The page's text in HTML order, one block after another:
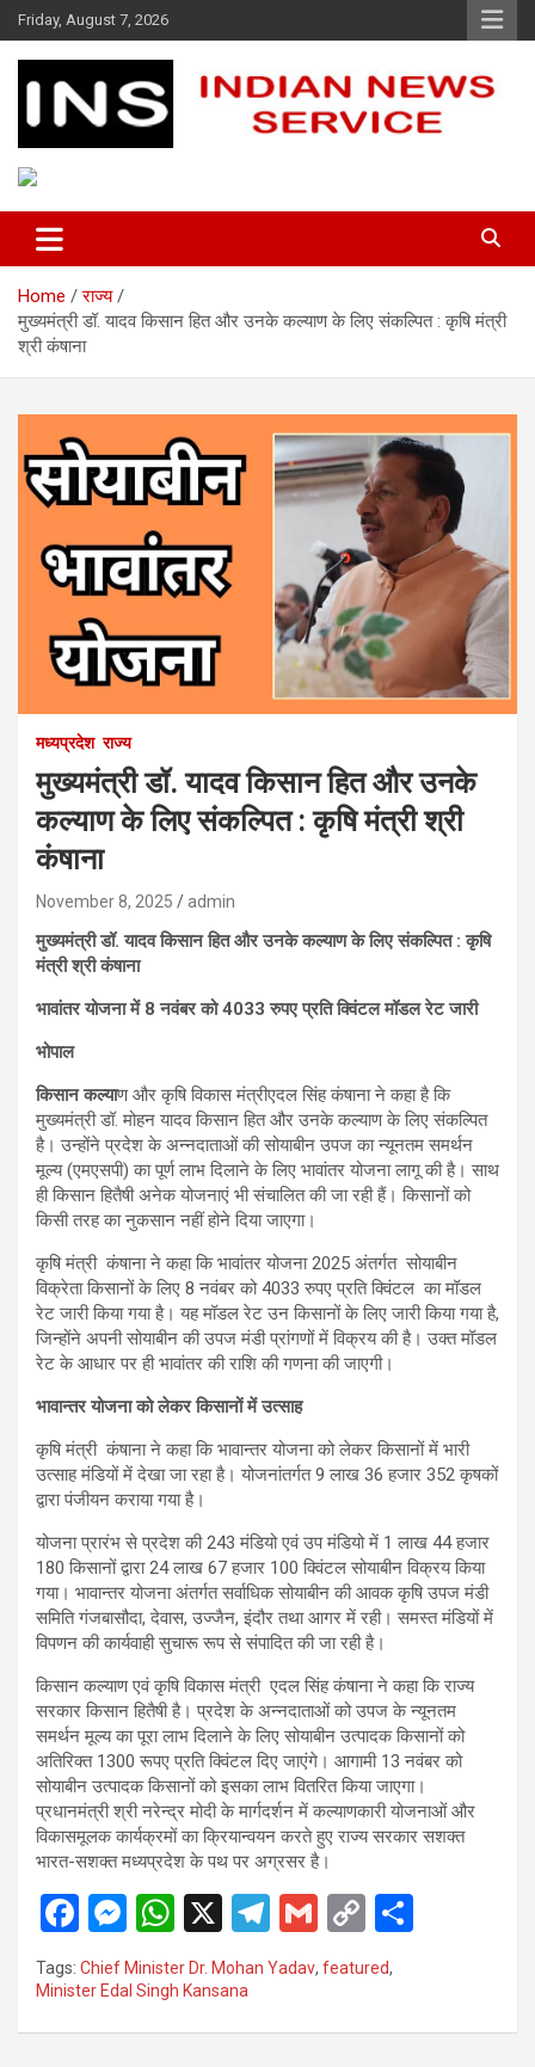
Skip
to
content
Friday, August 7, 2026
Indian News Service
Home
राज्य
मुख्यमंत्री डॉ. यादव किसान हित और उनके कल्याण के लिए संकल्पित : कृषि मंत्री
श्री कंषाना
मध्यप्रदेश राज्य
मुख्यमंत्री डॉ. यादव किसान हित और उनके
कल्याण के लिए संकल्पित : कृषि मंत्री श्री
कंषाना
November 8, 2025 admin
मुख्यमंत्री डॉ. यादव किसान हित और उनके कल्याण के लिए संकल्पित : कृषि
मंत्री श्री कंषाना
भावांतर योजना में 8 नवंबर को 4033 रुपए प्रति क्विंटल मॉडल रेट जारी
भोपाल
किसान कल्याण और कृषि विकास मंत्रीएदल सिंह कंषाना ने कहा है कि
मुख्यमंत्री डॉ. मोहन यादव किसान हित और उनके कल्याण के लिए संकल्पित
है। उन्होंने प्रदेश के अन्नदाताओं की सोयाबीन उपज का न्यूनतम समर्थन
मूल्य (एमएसपी) का पूर्ण लाभ दिलाने के लिए भावांतर योजना लागू की है। साथ
ही किसान हितैषी अनेक योजनाएं भी संचालित की जा रही हैं। किसानों को
किसी तरह का नुकसान नहीं होने दिया जाएगा।
कृषि मंत्री कंषाना ने कहा कि भावांतर योजना 2025 अंतर्गत सोयाबीन
विक्रेता किसानों के लिए 8 नवंबर को 4033 रुपए प्रति क्विंटल का मॉडल
रेट जारी किया गया है। यह मॉडल रेट उन किसानों के लिए जारी किया गया है,
जिन्होंने अपनी सोयाबीन की उपज मंडी प्रांगणों में विक्रय की है। उक्त मॉडल
रेट के आधार पर ही भावांतर की राशि की गणना की जाएगी।
भावान्तर योजना को लेकर किसानों में उत्साह
कृषि मंत्री कंषाना ने कहा कि भावान्तर योजना को लेकर किसानों में भारी
उत्साह मंडियों में देखा जा रहा है। योजनांतर्गत 9 लाख 36 हजार 352 कृषकों
द्वारा पंजीयन कराया गया है।
योजना प्रारंभ से प्रदेश की 243 मंडियो एवं उप मंडियो में 1 लाख 44 हजार
180 किसानों द्वारा 24 लाख 67 हजार 100 क्विंटल सोयाबीन विक्रय किया
गया। भावान्तर योजना अंतर्गत सर्वाधिक सोयाबीन की आवक कृषि उपज मंडी
समिति गंजबासौदा, देवास, उज्जैन, इंदौर तथा आगर में रही। समस्त मंडियों में
विपणन की कार्यवाही सुचारू रूप से संपादित की जा रही है।
किसान कल्याण एवं कृषि विकास मंत्री एदल सिंह कंषाना ने कहा कि राज्य
सरकार किसान हितैषी है। प्रदेश के अन्नदाताओं को उपज के न्यूनतम
समर्थन मूल्य का पूरा लाभ दिलाने के लिए सोयाबीन उत्पादक किसानों को
अतिरिक्त 1300 रूपए प्रति क्विंटल दिए जाएंगे। आगामी 13 नवंबर को
सोयाबीन उत्पादक किसानों को इसका लाभ वितरित किया जाएगा।
प्रधानमंत्री श्री नरेन्द्र मोदी के मार्गदर्शन में कल्याणकारी योजनाओं और
विकासमूलक कार्यक्रमों का क्रियान्वयन करते हुए राज्य सरकार सशक्त
भारत-सशक्त मध्यप्रदेश के पथ पर अग्रसर है।
F
a
ce
b
M
es
se
n
W
h
at
s
X
T
el
e
gr
G
m
ail
C
py
Li e
Tags: Chief Minister Dr. Mohan Yadav, featured,
Minister Edal Singh Kansana